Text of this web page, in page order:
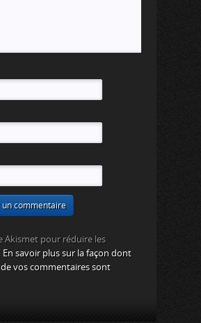
Akismet pour réduire les
En savoir plus sur la façon dont
de vos commentaires sont